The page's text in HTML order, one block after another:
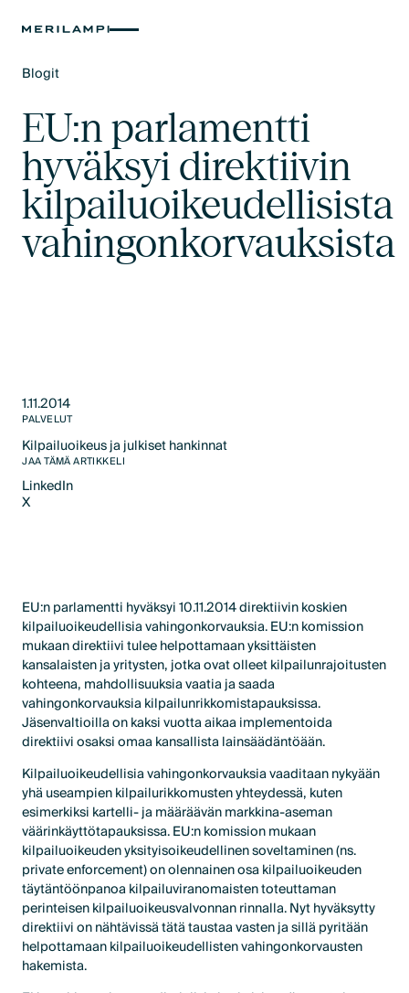
Blogit
EU:n parlamentti
hyväksyi direktiivin
kilpailuoikeudellisista
vahingonkorvauksista
1.11.2014
PALVELUT
Kilpailuoikeus ja julkiset hankinnat
Text Link
JAA TÄMÄ ARTIKKELI
LinkedIn
LinkedIn
X
EU:n parlamentti hyväksyi 10.11.2014 direktiivin koskien
kilpailuoikeudellisia vahingonkorvauksia. EU:n komission
mukaan direktiivi tulee helpottamaan yksittäisten
kansalaisten ja yritysten, jotka ovat olleet kilpailunrajoitusten
kohteena, mahdollisuuksia vaatia ja saada
vahingonkorvauksia kilpailunrikkomistapauksissa.
Jäsenvaltioilla on kaksi vuotta aikaa implementoida
direktiivi osaksi omaa kansallista lainsäädäntöään.
Kilpailuoikeudellisia vahingonkorvauksia vaaditaan nykyään
yhä useampien kilpailurikkomusten yhteydessä, kuten
esimerkiksi kartelli- ja määräävän markkina-aseman
väärinkäyttötapauksissa. EU:n komission mukaan
kilpailuoikeuden yksityisoikeudellinen soveltaminen (ns.
private enforcement) on olennainen osa kilpailuoikeuden
täytäntöönpanoa kilpailuviranomaisten toteuttaman
perinteisen kilpailuoikeusvalvonnan rinnalla. Nyt hyväksytty
direktiivi on nähtävissä tätä taustaa vasten ja sillä pyritään
helpottamaan kilpailuoikeudellisten vahingonkorvausten
hakemista.